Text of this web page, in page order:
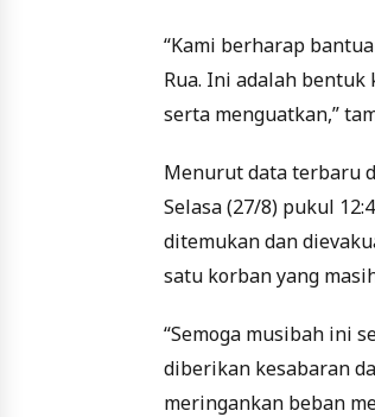
“Kami berharap
Rua. Ini adalah
serta menguatkan,”
Menurut data terbaru
Selasa (27/8) pukul
ditemukan dan
satu korban yang
“Semoga musibah ini
diberikan kesabaran
meringankan beban